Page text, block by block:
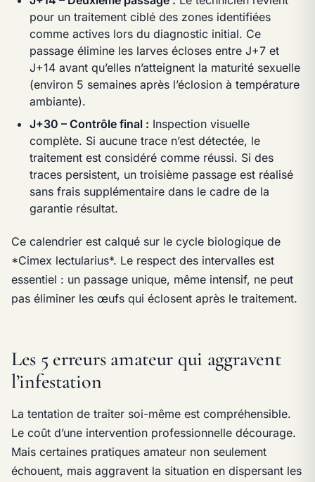
pour un traitement ciblé des zones identifiées
comme actives lors du diagnostic initial. Ce
passage élimine les larves écloses entre J+7 et
J+14 avant qu’elles n’atteignent la maturité sexuelle
(environ 5 semaines après l’éclosion à température
ambiante).
J+30 – Contrôle final : Inspection visuelle
complète. Si aucune trace n’est détectée, le
traitement est considéré comme réussi. Si des
traces persistent, un troisième passage est réalisé
sans frais supplémentaire dans le cadre de la
garantie résultat.
Ce calendrier est calqué sur le cycle biologique de
*Cimex lectularius*. Le respect des intervalles est
essentiel : un passage unique, même intensif, ne peut
pas éliminer les œufs qui éclosent après le traitement.
Les 5 erreurs amateur qui aggravent
l’infestation
La tentation de traiter soi-même est compréhensible.
Le coût d’une intervention professionnelle décourage.
Mais certaines pratiques amateur non seulement
échouent, mais aggravent la situation en dispersant les